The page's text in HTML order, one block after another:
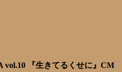
vol.10 『生きてるくせに』CM